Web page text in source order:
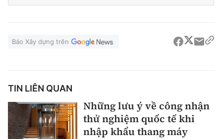
Báo Xây dựng trên
TIN LIÊN QUAN
Những lưu ý về công nhận
thử nghiệm quốc tế khi
nhập khẩu thang máy